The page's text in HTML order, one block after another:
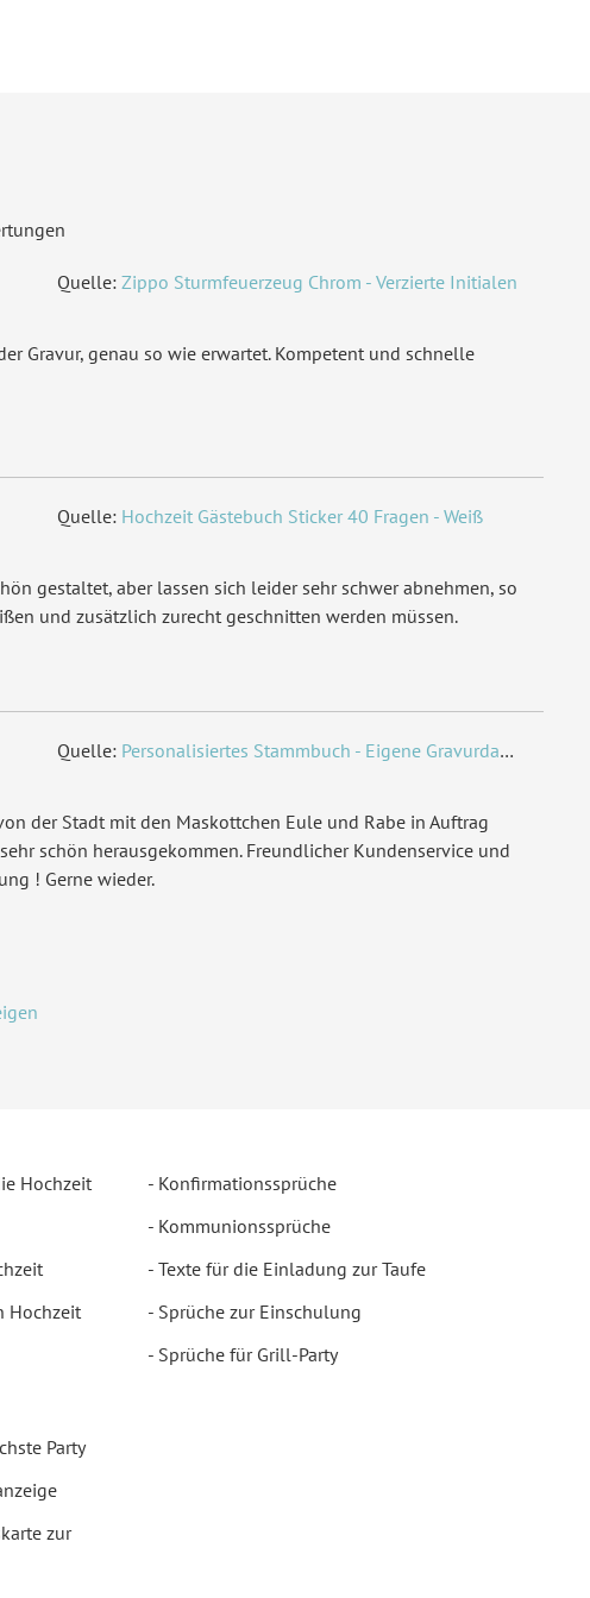
Quelle: Zippo Sturmfeuerzeug Chrom - Verzierte Initialen
Gravur, genau so wie erwartet. Kompetent und schnelle
Quelle: Hochzeit Gästebuch Sticker 40 Fragen - Weiß
gestaltet, aber lassen sich leider sehr schwer abnehmen, so
und zusätzlich zurecht geschnitten werden müssen.
Quelle: Personalisiertes Stammbuch - Eigene Gravurdatei hochladen
der Stadt mit den Maskottchen Eule und Rabe in Auftrag
schön herausgekommen. Freundlicher Kundenservice und
! Gerne wieder.
Hochzeit
Hochzeit
Konfirmationssprüche
Kommunionssprüche
Texte für die Einladung zur Taufe
Sprüche zur Einschulung
Sprüche für Grill-Party
Party
zur